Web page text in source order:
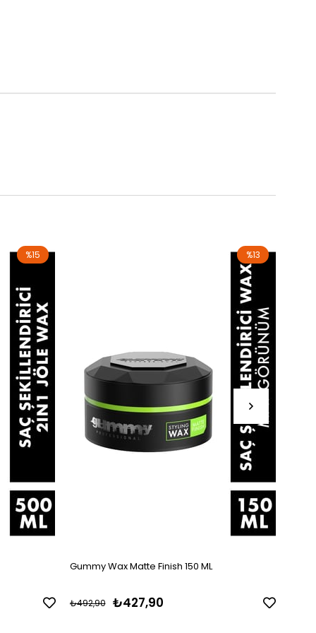
%15
Gummy Wax Matte Finish 150 ML
₺427,90
₺492,90
%13